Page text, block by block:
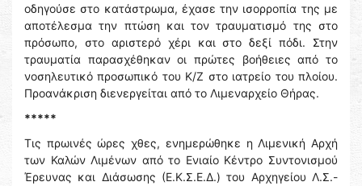
οδηγούσε στο κατάστρωμα, έχασε την ισορροπία της με
αποτέλεσμα την πτώση και τον τραυματισμό της στο
πρόσωπο, στο αριστερό χέρι και στο δεξί πόδι. Στην
τραυματία παρασχέθηκαν οι πρώτες βοήθειες από το
νοσηλευτικό προσωπικό του Κ/Ζ στο ιατρείο του πλοίου.
Προανάκριση διενεργείται από το Λιμεναρχείο Θήρας.
*****
Τις πρωινές ώρες χθες, ενημερώθηκε η Λιμενική Αρχή
των Καλών Λιμένων από το Ενιαίο Κέντρο Συντονισμού
Έρευνας και Διάσωσης (Ε.Κ.Σ.Ε.Δ.) του Αρχηγείου Λ.Σ.-